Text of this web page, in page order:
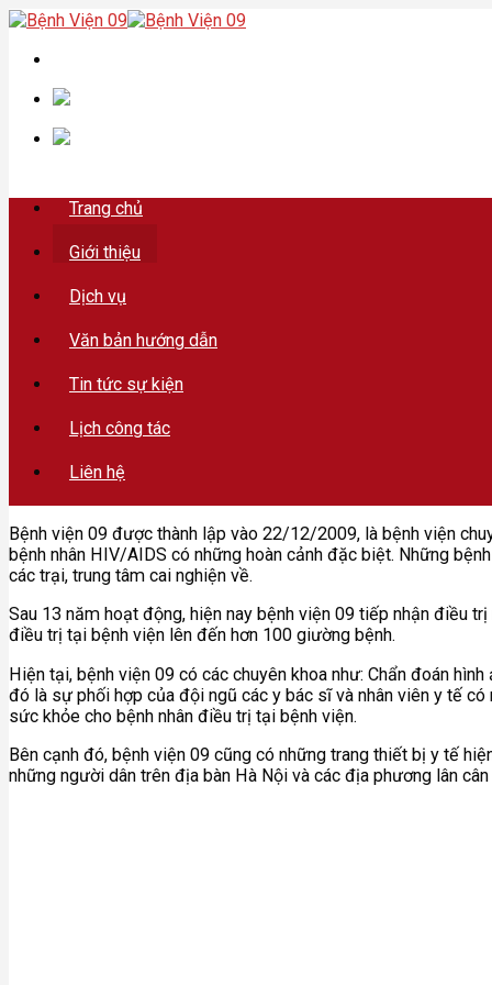
Skip
content
Trang chủ
Giới thiệu
Dịch vụ
Văn bản hướng dẫn
Tin tức sự kiện
Lịch công tác
Liên hệ
Bệnh viện 09 được thành lập vào 22/12/2009, là bệnh viện
bệnh nhân HIV/AIDS có những hoàn cảnh đặc biệt. Những
các trại, trung tâm cai nghiện về.
Sau 13 năm hoạt động, hiện nay bệnh viện 09 tiếp nhận điều
điều trị tại bệnh viện lên đến hơn 100 giường bệnh.
Hiện tại, bệnh viện 09 có các chuyên khoa như: Chẩn đoán
đó là sự phối hợp của đội ngũ các y bác sĩ và nhân viên y tế
sức khỏe cho bệnh nhân điều trị tại bệnh viện.
Bên cạnh đó, bệnh viện 09 cũng có những trang thiết bị y tế
những người dân trên địa bàn Hà Nội và các địa phương lân